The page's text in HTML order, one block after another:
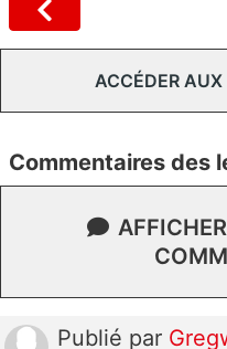
ACCÉDER
Commentaires des
Publié par